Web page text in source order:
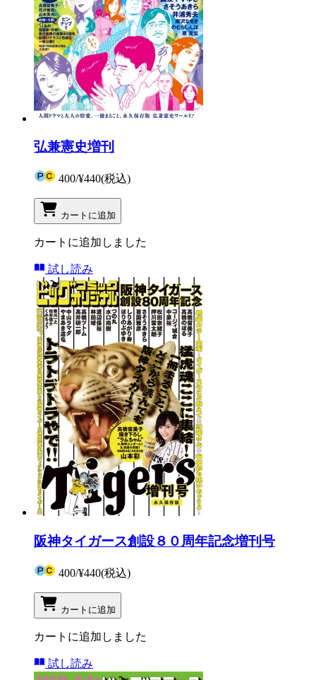
弘兼憲史増刊
400/¥440(税込)
カートに追加
カートに追加しました
試し読み
阪神タイガース創設８０周年記念増刊号
400/¥440(税込)
カートに追加
カートに追加しました
試し読み